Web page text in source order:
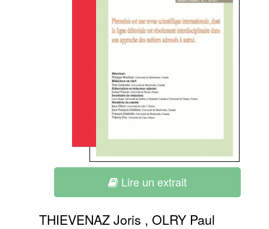
Lire un extrait
THIEVENAZ Joris , OLRY Paul